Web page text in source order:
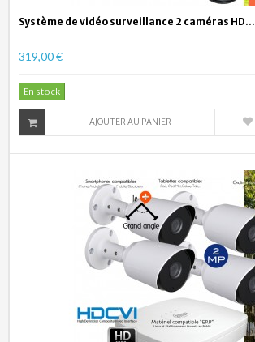
Système de vidéo surveillance 2 caméras HD...
319,00 €
En stock
AJOUTER AU PANIER